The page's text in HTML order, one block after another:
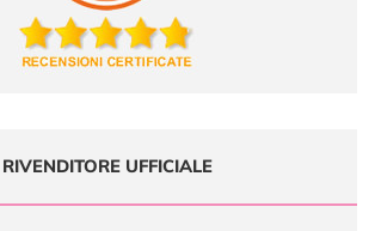
RIVENDITORE UFFICIALE